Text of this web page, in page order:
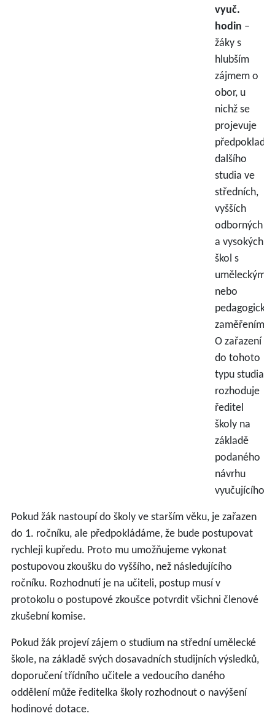
vyuč.
hodin –
žáky s
hlubším
zájmem o
obor, u
nichž se
projevuje
předpoklad
dalšího
studia ve
středních,
vyšších
odborných
a vysokých
škol s
uměleckým
nebo
zaměřením.
O zařazení
do tohoto
typu studia
rozhoduje
ředitel
školy na
základě
podaného
návrhu
vyučujícího.
Pokud žák nastoupí do školy ve starším věku, je zařazen
do 1. ročníku, ale předpokládáme, že bude postupovat
rychleji kupředu. Proto mu umožňujeme vykonat
postupovou zkoušku do vyššího, než následujícího
ročníku. Rozhodnutí je na učiteli, postup musí v
protokolu o postupové zkoušce potvrdit všichni členové
zkušební komise.
Pokud žák projeví zájem o studium na střední umělecké
škole, na základě svých dosavadních studijních výsledků,
doporučení třídního učitele a vedoucího daného
oddělení může ředitelka školy rozhodnout o navýšení
hodinové dotace.